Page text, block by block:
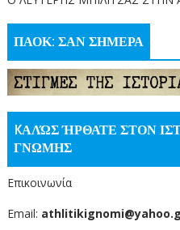
ΠΑΟΚ: ΣΑΝ ΣΗΜΕΡΑ
KΑΛΏΣ ΉΡΘΑΤΕ ΣΤΟΝ
ΓΝΩΜΗΣ
Επικοινωνία
Email: